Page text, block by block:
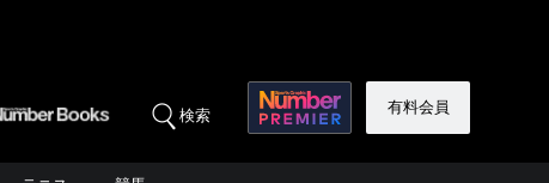
検索 有料会員